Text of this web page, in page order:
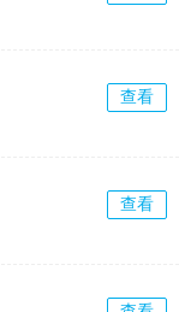
查看
查看